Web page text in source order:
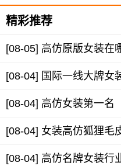
精彩推荐
[08-05] 高仿原版女装在
[08-04] 国际一线大牌女
[08-04] 高仿女装第一名
[08-04] 女装高仿狐狸毛
[08-04] 高仿名牌女装行